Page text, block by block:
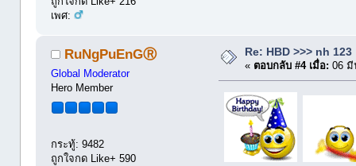
เพศ:
RuNgPuEnGⓇ
Global Moderator
Hero Member
กระทู้: 9482
ถูกใจกด Like+ 590
Re: HBD >>> nh 123
« ตอบกลับ #4 เมื่อ: 06 มี